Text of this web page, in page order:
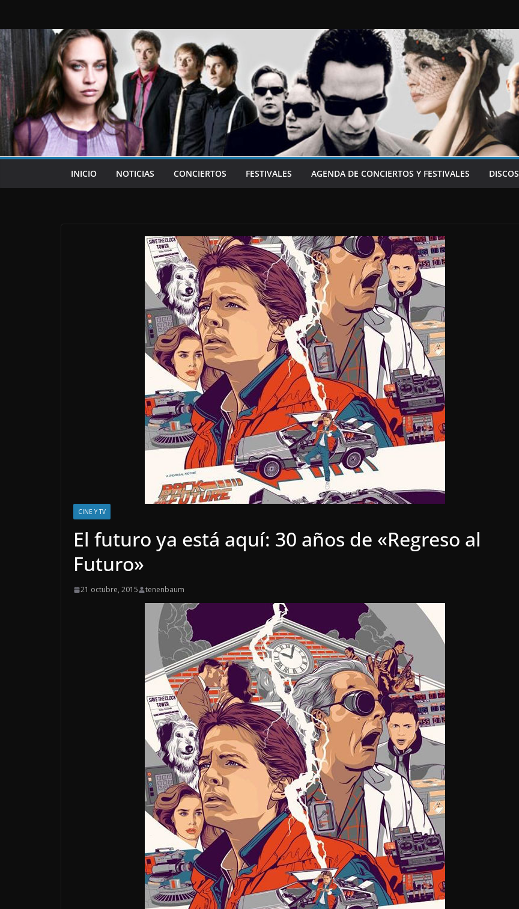
contenido
INICIO NOTICIAS CONCIERTOS FESTIVALES AGENDA DE CONCIERTOS Y FESTIVALES DISCOS
CINE Y TV
El futuro ya está aquí: 30 años de «Regreso al
Futuro»
21 octubre, 2015 tenenbaum